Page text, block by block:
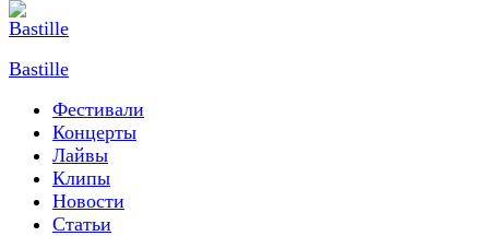
Bastille
Фестивали
Концерты
Лайвы
Клипы
Новости
Статьи